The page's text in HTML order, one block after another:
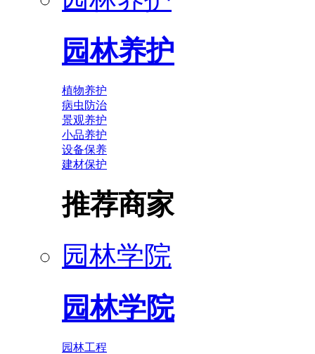
园林养护
植物养护
病虫防治
景观养护
小品养护
设备保养
建材保护
推荐商家
园林学院
园林学院
园林工程